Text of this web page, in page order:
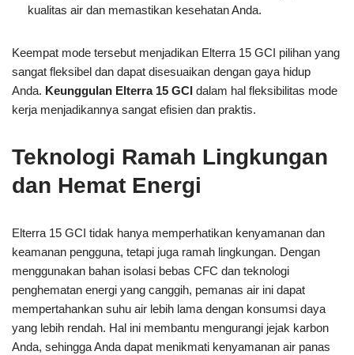
kualitas air dan memastikan kesehatan Anda.
Keempat mode tersebut menjadikan Elterra 15 GCI pilihan yang
sangat fleksibel dan dapat disesuaikan dengan gaya hidup
Anda. Keunggulan Elterra 15 GCI dalam hal fleksibilitas mode
kerja menjadikannya sangat efisien dan praktis.
Teknologi Ramah Lingkungan
dan Hemat Energi
Elterra 15 GCI tidak hanya memperhatikan kenyamanan dan
keamanan pengguna, tetapi juga ramah lingkungan. Dengan
menggunakan bahan isolasi bebas CFC dan teknologi
penghematan energi yang canggih, pemanas air ini dapat
mempertahankan suhu air lebih lama dengan konsumsi daya
yang lebih rendah. Hal ini membantu mengurangi jejak karbon
Anda, sehingga Anda dapat menikmati kenyamanan air panas